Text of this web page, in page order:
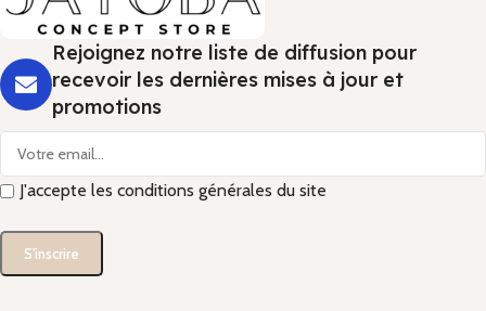
Rejoignez notre liste de diffusion pour
recevoir les dernières mises à jour et
promotions
J'accepte les conditions générales du site